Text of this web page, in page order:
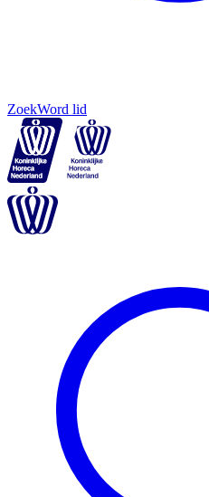
ZoekWord lid